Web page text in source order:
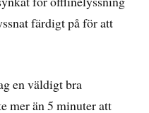
färdigt på för att
en väldigt bra
mer än 5 minuter att